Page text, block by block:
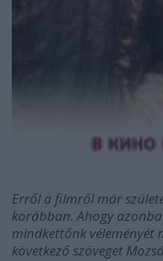
Erről a filmről már
korábban. Ahogy
mindkettőnk véleményét
következő szöveget